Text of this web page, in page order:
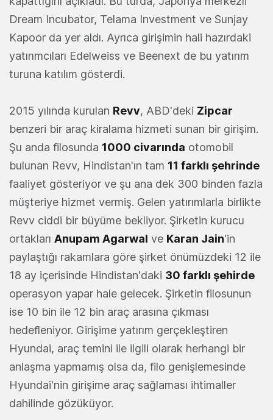
Dream Incubator, Telama Investment ve Sunjay
Kapoor da yer aldı. Ayrıca girişimin hali hazırdaki
yatırımcıları Edelweiss ve Beenext de bu yatırım
turuna katılım gösterdi.
2015 yılında kurulan Revv, ABD'deki Zipcar
benzeri bir araç kiralama hizmeti sunan bir girişim.
Şu anda filosunda 1000 civarında otomobil
bulunan Revv, Hindistan'ın tam 11 farklı şehrinde
faaliyet gösteriyor ve şu ana dek 300 binden fazla
müşteriye hizmet vermiş. Gelen yatırımlarla birlikte
Revv ciddi bir büyüme bekliyor. Şirketin kurucu
ortakları Anupam Agarwal ve Karan Jain'in
paylaştığı rakamlara göre şirket önümüzdeki 12 ile
18 ay içerisinde Hindistan'daki 30 farklı şehirde
operasyon yapar hale gelecek. Şirketin filosunun
ise 10 bin ile 12 bin araç arasına çıkması
hedefleniyor. Girişime yatırım gerçekleştiren
Hyundai, araç temini ile ilgili olarak herhangi bir
anlaşma yapmamış olsa da, filo genişlemesinde
Hyundai'nin girişime araç sağlaması ihtimaller
dahilinde gözüküyor.